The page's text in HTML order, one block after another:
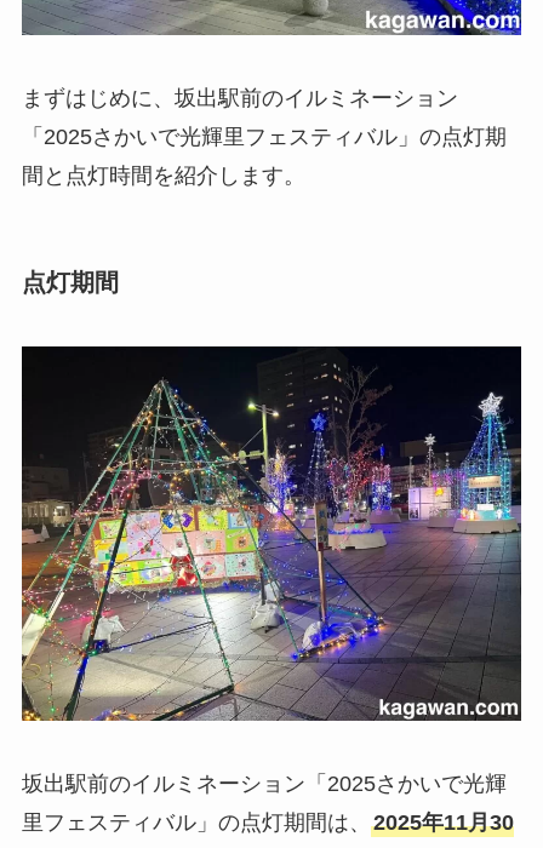
まずはじめに、坂出駅前のイルミネーション
「2025さかいで光輝里フェスティバル」の点灯期
間と点灯時間を紹介します。
点灯期間
坂出駅前のイルミネーション「2025さかいで光輝
里フェスティバル」の点灯期間は、 2025年11月30